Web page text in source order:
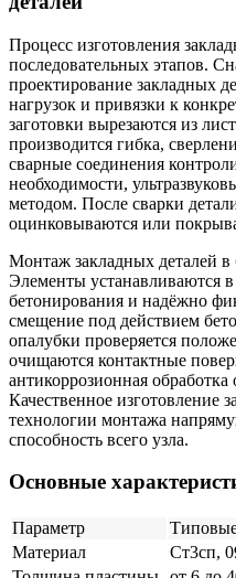
Процесс изготовления
последовательных этапов.
проектирование закладных
нагрузок и привязки к
заготовки вырезаются из
производится гибка,
сварные соединения
необходимости,
методом. После сварки
оцинковываются или
Монтаж закладных деталей в
Элементы устанавливаются в
бетонирования и надёжно
смещение под действием
опалубки проверяется
очищаются контактные
антикоррозионная
Качественное изготовление
технологии монтажа
способность всего узла.
Основные
Параметр
Материал
Ст3сп,